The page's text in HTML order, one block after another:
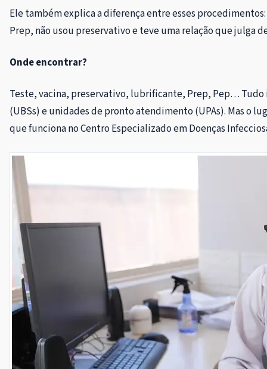
Ele também explica a diferença entre esses
Prep, não usou preservativo e teve uma relação que julga
Onde encontrar?
Teste, vacina, preservativo, lubrificante, Prep, Pep…
(UBSs) e unidades de pronto atendimento (UPAs). Mas o
que funciona no Centro Especializado em Doenças